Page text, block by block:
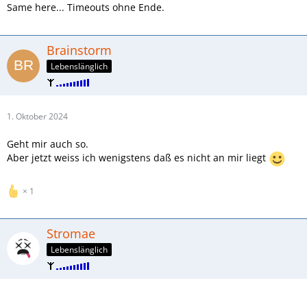
Same here... Timeouts ohne Ende.
Brainstorm
Lebenslänglich
1. Oktober 2024
Geht mir auch so.
Aber jetzt weiss ich wenigstens daß es nicht an mir liegt
1
Stromae
Lebenslänglich